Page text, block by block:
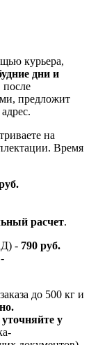
курьера,
дни и
после
предложит
на
Время
расчет.
- 790 руб.
до 500 кг и
уточняйте у